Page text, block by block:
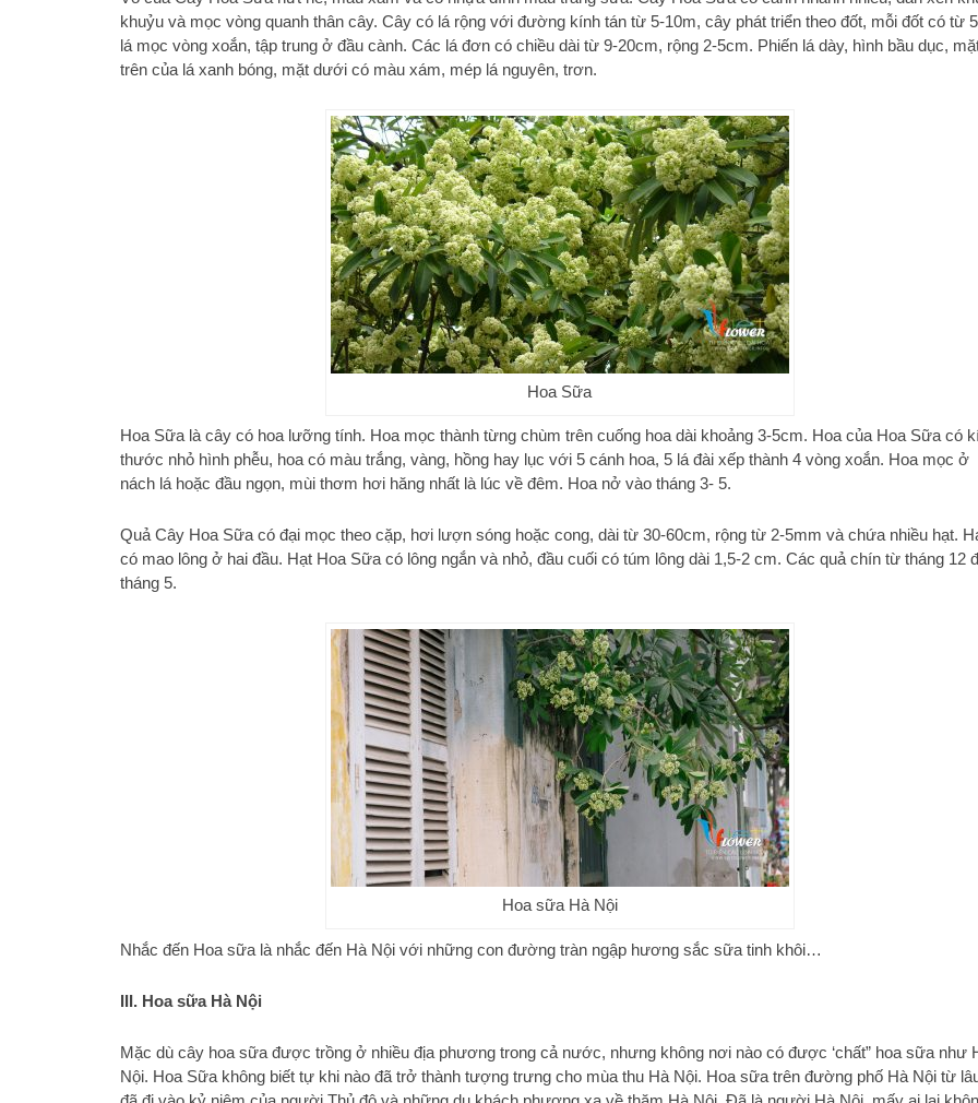
khuỷu và mọc vòng quanh thân cây. Cây có lá rộng với đường kính tán từ 5-10m, cây phát triển theo đốt, mỗi đốt có từ
lá mọc vòng xoắn, tập trung ở đầu cành. Các lá đơn có chiều dài từ 9-20cm, rộng 2-5cm. Phiến lá dày, hình bầu dục,
trên của lá xanh bóng, mặt dưới có màu xám, mép lá nguyên, trơn.
Hoa Sữa
Hoa Sữa là cây có hoa lưỡng tính. Hoa mọc thành từng chùm trên cuống hoa dài khoảng 3-5cm. Hoa của Hoa Sữa có
thước nhỏ hình phễu, hoa có màu trắng, vàng, hồng hay lục với 5 cánh hoa, 5 lá đài xếp thành 4 vòng xoắn. Hoa mọc ở
nách lá hoặc đầu ngọn, mùi thơm hơi hăng nhất là lúc về đêm. Hoa nở vào tháng 3- 5.
Quả Cây Hoa Sữa có đại mọc theo cặp, hơi lượn sóng hoặc cong, dài từ 30-60cm, rộng từ 2-5mm và chứa nhiều hạt.
có mao lông ở hai đầu. Hạt Hoa Sữa có lông ngắn và nhỏ, đầu cuối có túm lông dài 1,5-2 cm. Các quả chín từ tháng 12
tháng 5.
Hoa sữa Hà Nội
Nhắc đến Hoa sữa là nhắc đến Hà Nội với những con đường tràn ngập hương sắc sữa tinh khôi…
III. Hoa sữa Hà Nội
Mặc dù cây hoa sữa được trồng ở nhiều địa phương trong cả nước, nhưng không nơi nào có được ‘chất” hoa sữa như
Nội. Hoa Sữa không biết tự khi nào đã trở thành tượng trưng cho mùa thu Hà Nội. Hoa sữa trên đường phố Hà Nội từ